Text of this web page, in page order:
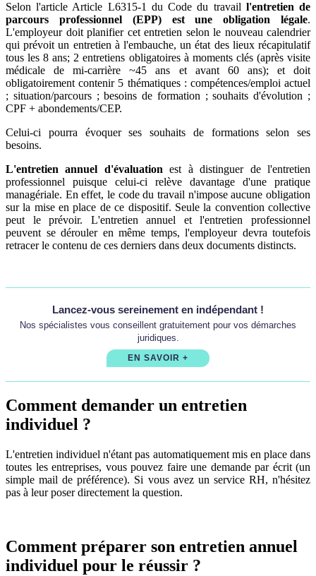
Selon l'article Article L6315-1 du Code du travail l'entretien de
parcours professionnel (EPP) est une obligation légale.
L'employeur doit planifier cet entretien selon le nouveau calendrier
qui prévoit un entretien à l'embauche, un état des lieux récapitulatif
tous les 8 ans; 2 entretiens obligatoires à moments clés (après visite
médicale de mi‑carrière ~45 ans et avant 60 ans); et doit
obligatoirement contenir 5 thématiques : compétences/emploi actuel
; situation/parcours ; besoins de formation ; souhaits d'évolution ;
CPF + abondements/CEP.
Celui-ci pourra évoquer ses souhaits de formations selon ses
besoins.
L'entretien annuel d'évaluation est à distinguer de l'entretien
professionnel puisque celui-ci relève davantage d'une pratique
managériale. En effet, le code du travail n'impose aucune obligation
sur la mise en place de ce dispositif. Seule la convention collective
peut le prévoir. L'entretien annuel et l'entretien professionnel
peuvent se dérouler en même temps, l'employeur devra toutefois
retracer le contenu de ces derniers dans deux documents distincts.
Lancez-vous sereinement en indépendant !
Nos spécialistes vous conseillent gratuitement pour vos démarches
juridiques.
EN SAVOIR +
Comment demander un entretien
individuel ?
L'entretien individuel n'étant pas automatiquement mis en place dans
toutes les entreprises, vous pouvez faire une demande par écrit (un
simple mail de préférence). Si vous avez un service RH, n'hésitez
pas à leur poser directement la question.
Comment préparer son entretien annuel
individuel pour le réussir ?